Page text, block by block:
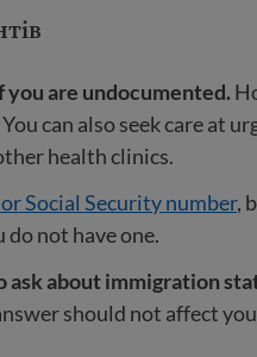
you are undocumented.
can also seek care at
health clinics.
Social Security number,
not have one.
ask about immigration
should not affect